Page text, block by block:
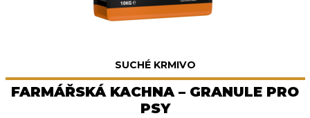
SUCHÉ KRMIVO
FARMÁŘSKÁ KACHNA – GRANULE PRO
PSY